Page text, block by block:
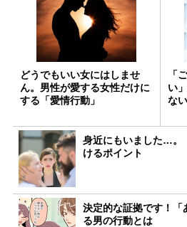
どうでもいい女にはしませ
ん。男性が愛する女性だけに
する「愛情行動」
「
い
な
身近にもいました…。
けるポイント
決定的な証拠です！「
る男の行動とは